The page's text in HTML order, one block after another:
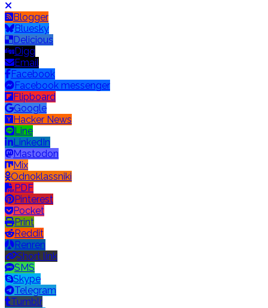
Blogger
Bluesky
Delicious
Digg
Email
Facebook
Facebook messenger
Flipboard
Google
Hacker News
Line
LinkedIn
Mastodon
Mix
Odnoklassniki
PDF
Pinterest
Pocket
Print
Reddit
Renren
Short link
SMS
Skype
Telegram
Tumblr